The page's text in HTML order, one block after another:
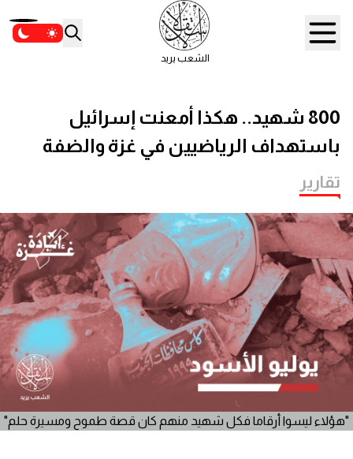
الشعب يريد
800 شهيد.. هكذا أمعنت إسرائيل
باستهداف الرياضيين في غزة والضفة
تقارير
"هؤلاء ليسوا أرقاما فكل شهيد منهم كان قصة طموح ومسيرة حلم"